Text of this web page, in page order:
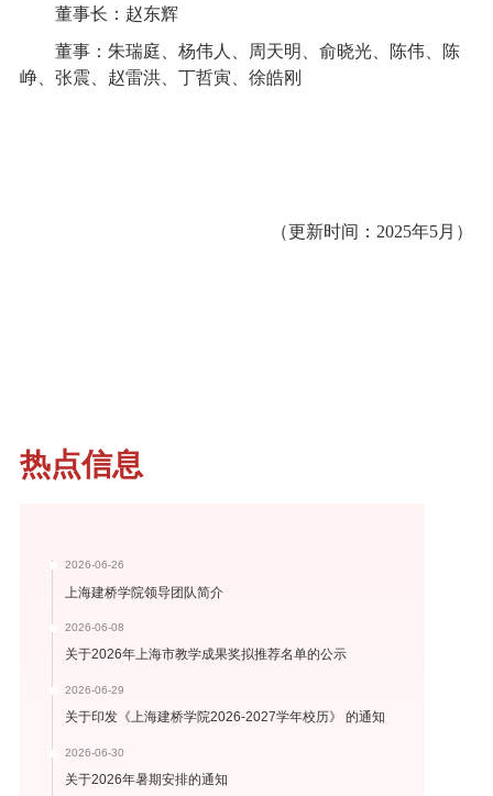
董事长：赵东辉
董事：朱瑞庭、杨伟人、周天明、俞晓光、陈伟、陈
峥、张震、赵雷洪、丁哲寅、徐皓刚
（更新时间：2025年5月）
热点信息
2026-06-26
上海建桥学院领导团队简介
2026-06-08
关于2026年上海市教学成果奖拟推荐名单的公示
2026-06-29
关于印发《上海建桥学院2026-2027学年校历》 的通知
2026-06-30
关于2026年暑期安排的通知